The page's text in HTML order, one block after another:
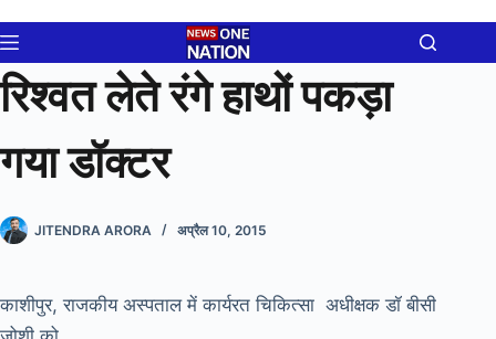
to
content
रिश्वत लेते रंगे हाथों पकड़ा
गया डॉक्टर
JITENDRA ARORA अप्रैल 10, 2015
काशीपुर, राजकीय अस्पताल में कार्यरत चिकित्सा अधीक्षक डॉ बीसी